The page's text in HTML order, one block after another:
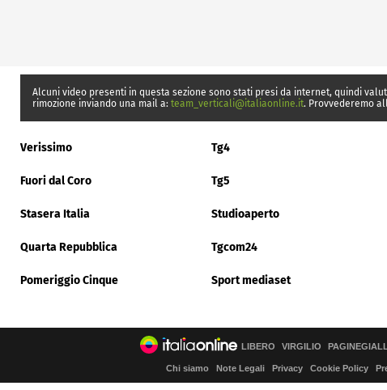
Alcuni video presenti in questa sezione sono stati presi da internet, quindi
rimozione inviando una mail a: team_verticali@italiaonline.it. Provvederemo
Verissimo Tg4
Fuori dal Coro Tg5
Stasera Italia Studioaperto
Quarta Repubblica Tgcom24
Pomeriggio Cinque Sport mediaset
LIBERO VIRGILIO
Chi siamo Note Legali Privacy Cookie Policy